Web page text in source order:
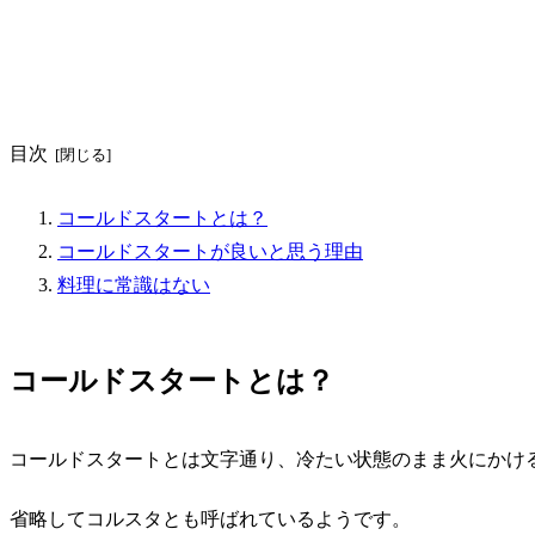
目次
コールドスタートとは？
コールドスタートが良いと思う理由
料理に常識はない
コールドスタートとは？
コールドスタート とは文字通り、 冷たい状態のまま火にかけ
省略して コルスタ とも呼ばれているようです。